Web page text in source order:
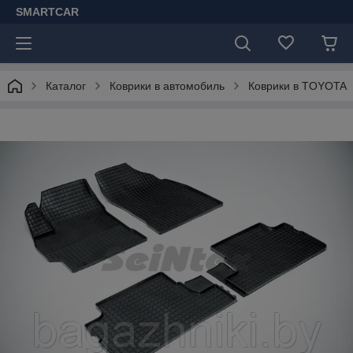
SMARTCAR
Каталог Коврики в автомобиль Коврики в TOYOTA